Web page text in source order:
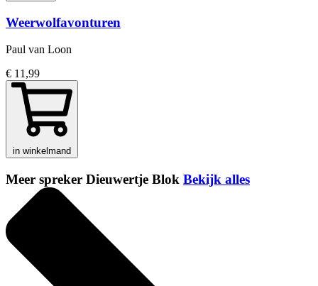
Weerwolfavonturen
Paul van Loon
€ 11,99
in winkelmand
Meer spreker Dieuwertje Blok Bekijk alles